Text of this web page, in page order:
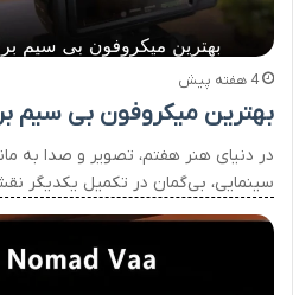
4 هفته پیش
بهترین میکروفون بی سیم
در دنیای هنر هفتم، تصویر و صدا به
سینمایی، بی‌گمان در تکمیل یکدیگر